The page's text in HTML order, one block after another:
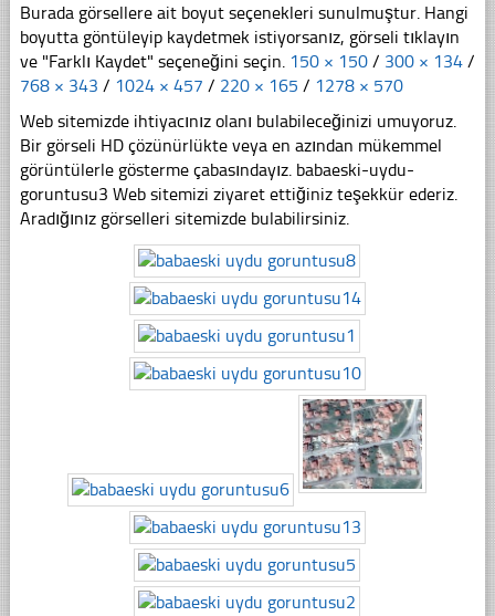
Burada görsellere ait boyut seçenekleri sunulmuştur. Hangi
boyutta göntüleyip kaydetmek istiyorsanız, görseli tıklayın
ve "Farklı Kaydet" seçeneğini seçin. 150 × 150 / 300 × 134 /
768 × 343 / 1024 × 457 / 220 × 165 / 1278 × 570
Web sitemizde ihtiyacınız olanı bulabileceğinizi umuyoruz.
Bir görseli HD çözünürlükte veya en azından mükemmel
görüntülerle gösterme çabasındayız. babaeski-uydu-
goruntusu3 Web sitemizi ziyaret ettiğiniz teşekkür ederiz.
Aradığınız görselleri sitemizde bulabilirsiniz.